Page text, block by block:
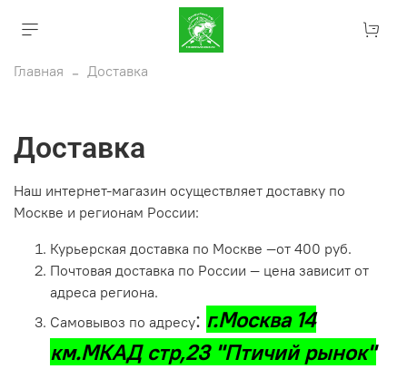
Главная Доставка
Доставка
Наш интернет-магазин осуществляет доставку по
Москве и регионам России:
Курьерская доставка по Москве —от 400 руб.
Почтовая доставка по России — цена зависит от
адреса региона.
Самовывоз по адресу: г.Москва 14
км.МКАД стр,23 "Птичий рынок"